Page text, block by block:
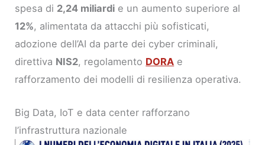
spesa di 2,24 miliardi e un aumento superiore al
12%, alimentata da attacchi più sofisticati,
adozione dell’AI da parte dei cyber criminali,
direttiva NIS2, regolamento DORA e
rafforzamento dei modelli di resilienza operativa.
Big Data, IoT e data center rafforzano
l’infrastruttura nazionale